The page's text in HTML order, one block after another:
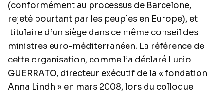
(conformément au processus de Barcelone,
rejeté pourtant par les peuples en Europe), et
titulaire d’un siège dans ce même conseil des
ministres euro-méditerranéen. La référence de
cette organisation, comme l’a déclaré Lucio
GUERRATO, directeur exécutif de la « fondation
Anna Lindh » en mars 2008, lors du colloque